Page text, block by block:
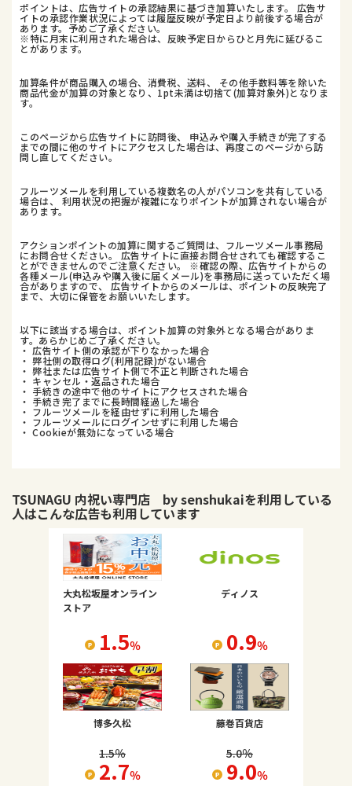
ポイントは、広告サイトの承認結果に基づき加算いたします。 広告サ
イトの承認作業状況によっては履歴反映が予定日より前後する場合が
あります。予めご了承ください。
※特に月末に利用された場合は、反映予定日からひと月先に延びるこ
とがあります。
加算条件が商品購入の場合、消費税、送料、 その他手数料等を除いた
商品代金が加算の対象となり、1pt未満は切捨て(加算対象外)となりま
す。
このページから広告サイトに訪問後、 申込みや購入手続きが完了する
までの間に他のサイトにアクセスした場合は、再度このページから訪
問し直してください。
フルーツメールを利用している複数名の人がパソコンを共有している
場合は、 利用状況の把握が複雑になりポイントが加算されない場合が
あります。
アクションポイントの加算に関するご質問は、フルーツメール事務局
にお問合せください。 広告サイトに直接お問合せされても確認するこ
とができませんのでご注意ください。 ※確認の際、広告サイトからの
各種メール(申込みや購入後に届くメール)を事務局に送っていただく場
合がありますので、 広告サイトからのメールは、ポイントの反映完了
まで、大切に保管をお願いいたします。
以下に該当する場合は、ポイント加算の対象外となる場合がありま
す。あらかじめご了承ください。
・ 広告サイト側の承認が下りなかった場合
・ 弊社側の取得ログ(利用記録)がない場合
・ 弊社または広告サイト側で不正と判断された場合
・ キャンセル・返品された場合
・ 手続きの途中で他のサイトにアクセスされた場合
・ 手続き完了までに長時間経過した場合
・ フルーツメールを経由せずに利用した場合
・ フルーツメールにログインせずに利用した場合
・ Cookieが無効になっている場合
TSUNAGU 内祝い専門店 by senshukaiを利用している
人はこんな広告も利用しています
大丸松坂屋オンライン
ストア
1.5％
ディノス
0.9％
博多久松
1.5％
2.7％
藤巻百貨店
5.0％
9.0％